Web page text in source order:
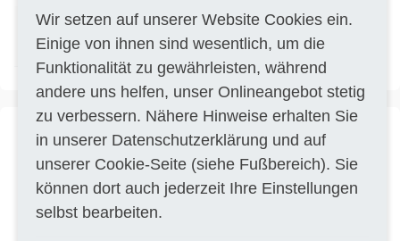
Studie zur Evaluation und
Fortschreibung des
Abfallwirtschaftskonzepts
DE–10179 24.07.2026
Titel PDF
Ausführung einer
Altlastenuntersuchung inkl.
Entsorgungskonzept
Vergabeverfahren
Öffentliche Ausschreibung
Wir setzen auf unserer Website Cookies ein.
Einige von ihnen sind wesentlich, um die
Funktionalität zu gewährleisten, während
andere uns helfen, unser Onlineangebot stetig
zu verbessern. Nähere Hinweise erhalten Sie
in unserer Datenschutzerklärung und auf
unserer Cookie-Seite (siehe Fußbereich). Sie
können dort auch jederzeit Ihre Einstellungen
selbst bearbeiten.